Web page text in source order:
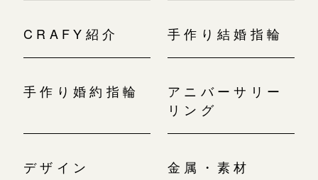
CRAFY紹介 手作り結婚指輪
手作り婚約指輪
アニバーサリー
リング
デザイン 金属・素材